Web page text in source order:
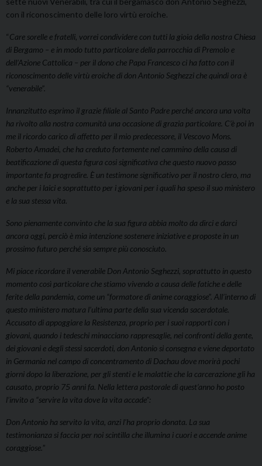
con il riconoscimento delle loro virtù eroiche.
“Care sorelle e fratelli, vorrei condividere con tutti la gioia della nostra Chiesa
di Bergamo – e in modo tutto particolare della parrocchia di Premolo e
dell’Azione Cattolica – per il dono che Papa Francesco ci ha fatto con il
riconoscimento delle virtù eroiche di don Antonio Seghezzi che quindi ora è
“venerabile”.
Innanzitutto esprimo il grazie filiale al Santo Padre perché ancora una volta
ha rivolto alla nostra comunità una occasione di grazia particolare. C’è poi in
me il ricordo carico di affetto per il mio predecessore, il Vescovo Mons.
Roberto Amadei, che ha creduto fortemente nel cammino della causa di
beatificazione di questa figura cosi significativa che questo nuovo passo
importante fa progredire. È un testimone significativo per il nostro clero, ma
anche per i laici e soprattutto per i giovani per i quali ha speso il suo ministero
e la sua stessa vita.
Sono pienamente convinto che la sua figura abbia molto da dirci e darci
ancora oggi, perciò è mia intenzione sostenere iniziative e proposte in un
prossimo futuro perché sia sempre più conosciuto.
Mi piace ricordare il venerabile Don Antonio Seghezzi, soprattutto in questo
momento così particolare che stiamo vivendo a causa delle fatiche e delle
ferite della pandemia, come un “formatore di anime coraggiose”. All’interno di
questo ministero matura l’ultima parte della sua vicenda sacerdotale.
Accusato di appoggiare la Resistenza, proprio per i suoi rapporti con i
giovani, quando i tedeschi minacciano rappresaglie, nei confronti della gente,
dei giovani e degli stessi sacerdoti, don Antonio si consegna e viene deportato
in Germania nel campo di concentramento di Dachau dove morirà pochi
giorni dopo la liberazione, per gli stenti e le malattie che la carcerazione gli ha
causato, proprio 75 anni fa. Nella lettera pastorale di quest’anno ho posto
l’invito a “servire la vita dove la vita accade”:
Don Antonio ha servito la vita, anzi l’ha proprio donata. La sua
testimonianza si faccia per noi scintilla che illumina i cuori e accende anime
coraggiose.”